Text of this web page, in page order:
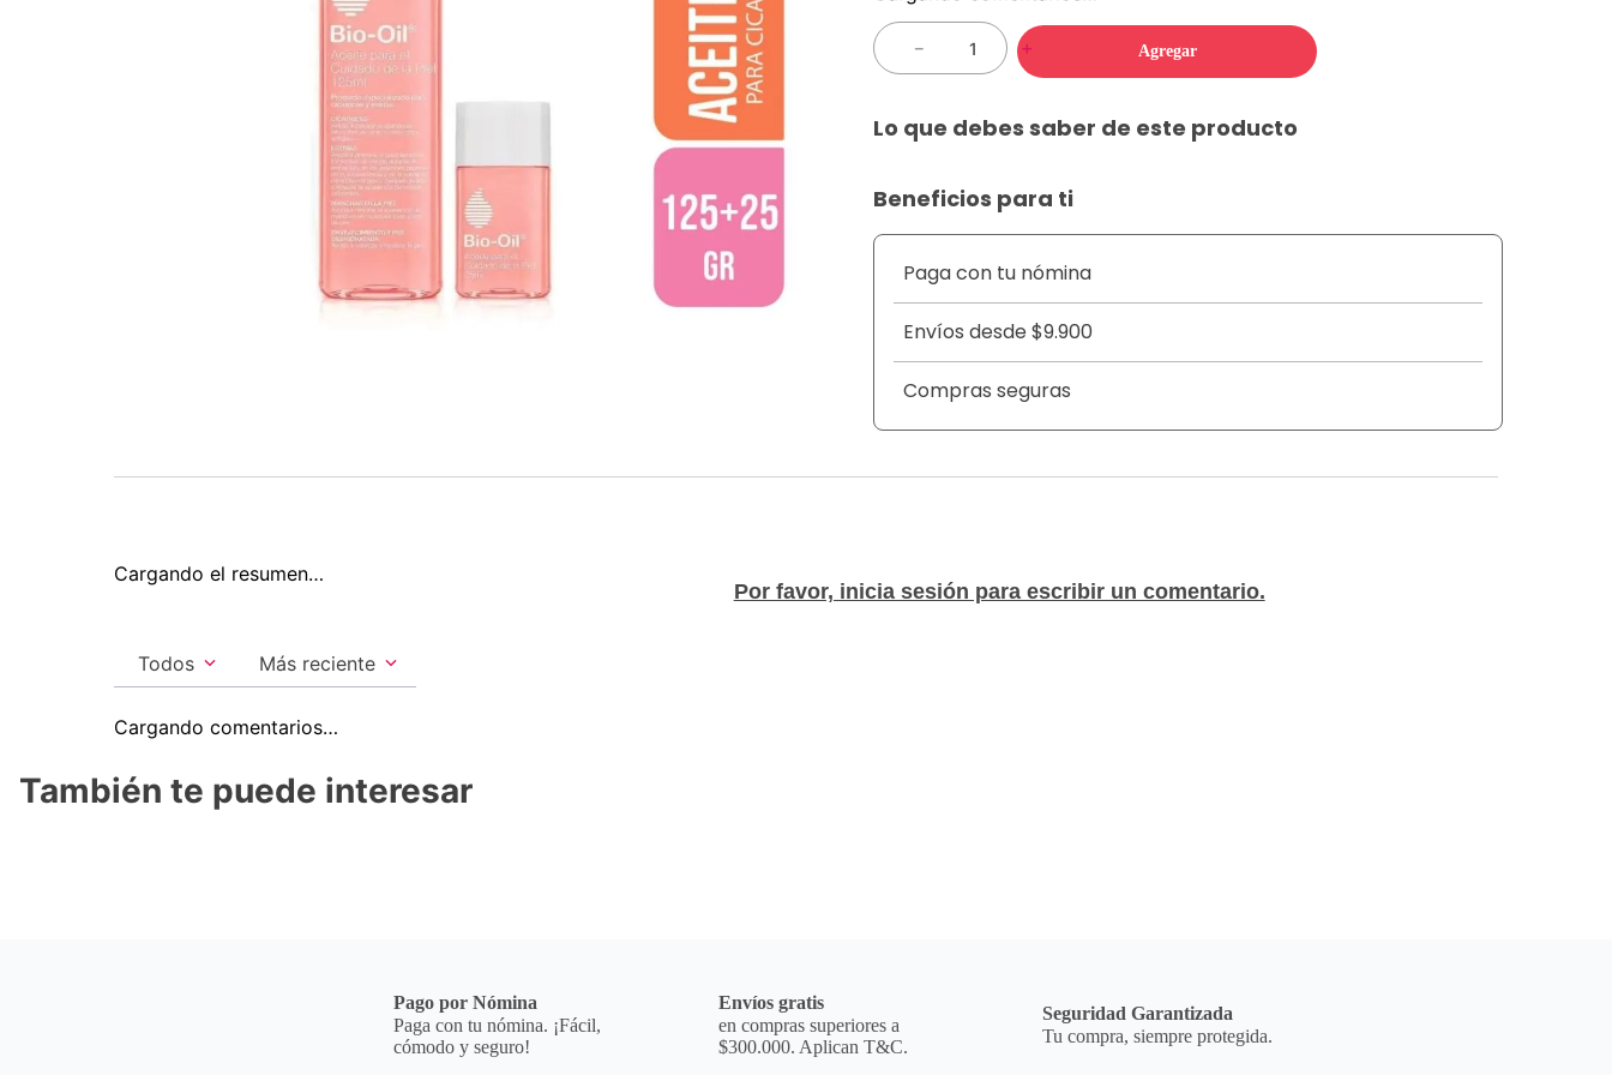
＋
－ Agregar
Lo que debes saber de este producto
Beneficios para ti
Paga con tu nómina
Envíos desde $9.900
Compras seguras
Cargando el resumen…
Por favor, inicia sesión para escribir un comentario.
Más reciente
Todos
Cargando comentarios…
También te puede interesar
Pago por Nómina
Paga con tu nómina. ¡Fácil,
cómodo y seguro!
Envíos gratis
en compras superiores a
$300.000. Aplican T&C.
Seguridad Garantizada
Tu compra, siempre protegida.